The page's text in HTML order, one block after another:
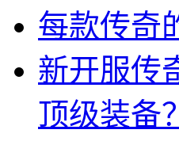
每款传奇
新开服传
顶级装备？